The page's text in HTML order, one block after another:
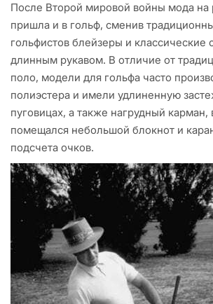
После Второй мировой войны мода на
пришла и в гольф, сменив
гольфистов блейзеры и классические
длинным рукавом. В отличие от
поло, модели для гольфа часто
полиэстера и имели удлиненную
пуговицах, а также нагрудный карман,
помещался небольшой блокнот и
подсчета очков.